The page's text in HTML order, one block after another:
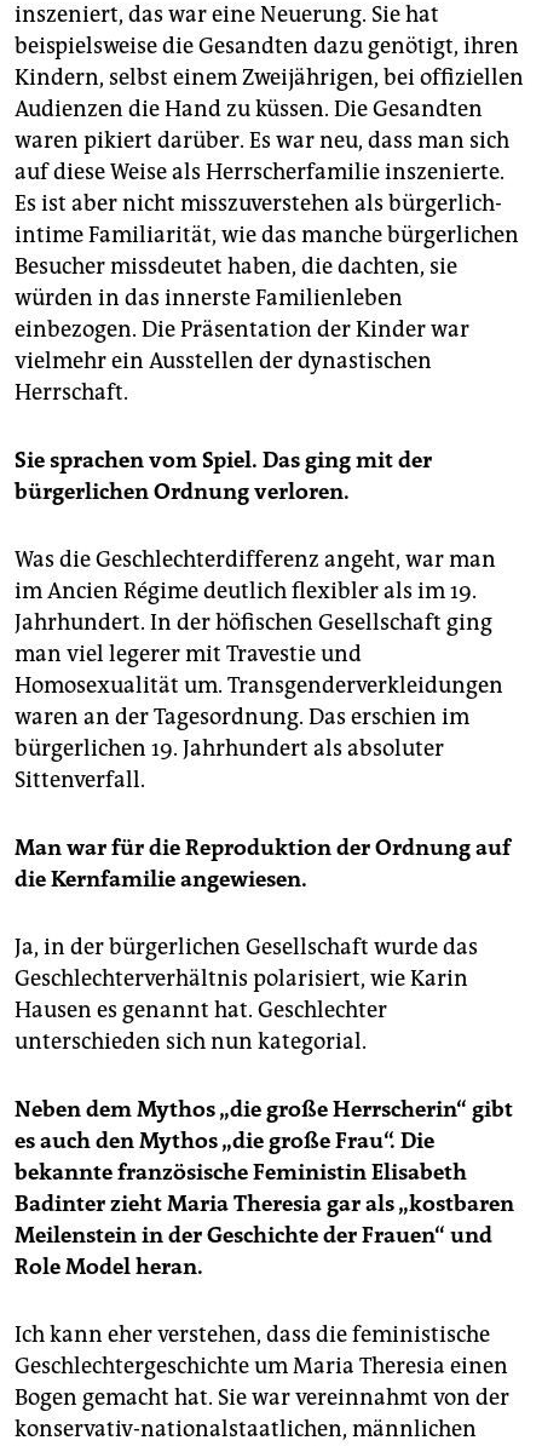
inszeniert, das war eine Neuerung. Sie hat
beispielsweise die Gesandten dazu genötigt, ihren
Kindern, selbst einem Zweijährigen, bei offiziellen
Audienzen die Hand zu küssen. Die Gesandten
waren pikiert darüber. Es war neu, dass man sich
auf diese Weise als Herrscherfamilie inszenierte.
Es ist aber nicht misszuverstehen als bürgerlich-
intime Familiarität, wie das manche bürgerlichen
Besucher missdeutet haben, die dachten, sie
würden in das innerste Familienleben
einbezogen. Die Präsentation der Kinder war
vielmehr ein Ausstellen der dynastischen
Herrschaft.
Sie sprachen vom Spiel. Das ging mit der
bürgerlichen Ordnung verloren.
Was die Geschlechterdifferenz angeht, war man
im Ancien Régime deutlich flexibler als im 19.
Jahrhundert. In der höfischen Gesellschaft ging
man viel legerer mit Travestie und
Homosexualität um. Transgenderverkleidungen
waren an der Tagesordnung. Das erschien im
bürgerlichen 19. Jahrhundert als absoluter
Sittenverfall.
Man war für die Reproduktion der Ordnung auf
die Kernfamilie angewiesen.
Ja, in der bürgerlichen Gesellschaft wurde das
Geschlechterverhältnis polarisiert, wie Karin
Hausen es genannt hat. Geschlechter
unterschieden sich nun kategorial.
Neben dem Mythos „die große Herrscherin“ gibt
es auch den Mythos „die große Frau“. Die
bekannte französische Feministin Elisabeth
Badinter zieht Maria Theresia gar als „kostbaren
Meilenstein in der Geschichte der Frauen“ und
Role Model heran.
Ich kann eher verstehen, dass die feministische
Geschlech­tergeschichte um Maria ­The­resia einen
Bogen gemacht hat. Sie war vereinnahmt von der
konservativ-nationalstaatlichen, männlichen